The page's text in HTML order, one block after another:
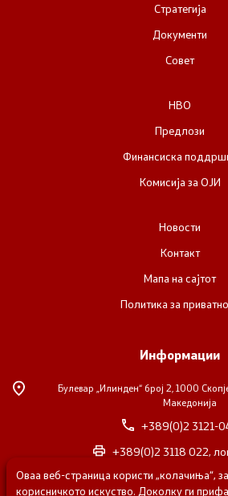
Отворени денови за иницијативи
За комисијата
Извештаи
Стратегија
Документи
Совет
НВО
Предлози
Финансиска
Комисија за ОЈИ
Новости
Контакт
Мапа на сајтот
Политика за
Информации
Булевар „Илинден“ број 2, 1000
Македонија
+389(0)2 3121-
+389(0)2 3118 022,
Оваа веб-страница користи „колачиња“,
корисничкото искуство. Доколку ги